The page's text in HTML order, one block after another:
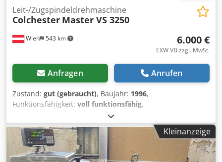
Wien 543 km
Leit-/Zugspindeldrehmaschine
Colchester Master VS 3250
6.000 €
EXW VB zzgl. MwSt.
Anfragen Anrufen
Zustand: gut (gebraucht), Baujahr: 1996,
Funktionsfähigkeit: voll funktionsfähig,
Maschinen-/Fahrzeugnummer:
über Planschlitten:196 mm, Spindelbohrung:42 mm,
Umlaufdurchmesser über Bettschlitten:
350 mm,
Spitzenhöhe: 170 mm, Drehlänge:
, Pinolenhub:
140 mm, Gesamtlänge:1.900 mm , Gesamtbreite:
1.100
Kleinanzeige